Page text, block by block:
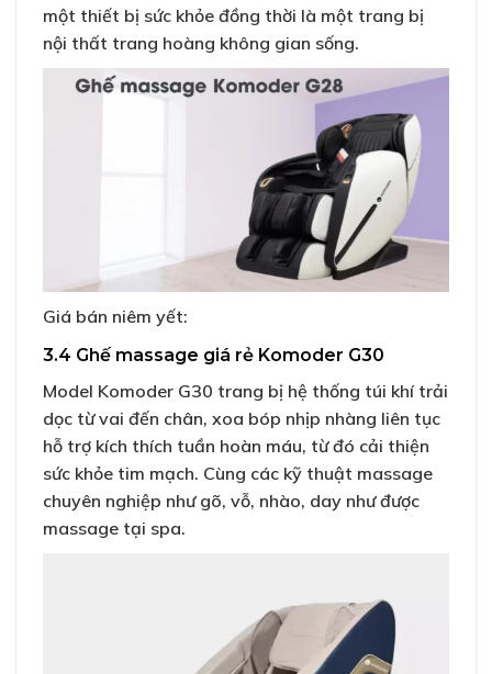
một thiết bị sức khỏe đồng thời là một trang bị
nội thất trang hoàng không gian sống.
Giá bán niêm yết:
3.4 Ghế massage giá rẻ Komoder G30
Model Komoder G30 trang bị hệ thống túi khí trải
dọc từ vai đến chân, xoa bóp nhịp nhàng liên tục
hỗ trợ kích thích tuần hoàn máu, từ đó cải thiện
sức khỏe tim mạch. Cùng các kỹ thuật massage
chuyên nghiệp như gõ, vỗ, nhào, day như được
massage tại spa.